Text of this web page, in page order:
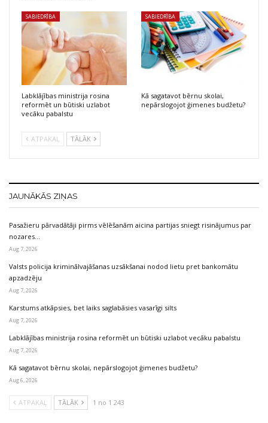
SABIEDRĪBA
Labklājības ministrija rosina
reformēt un būtiski uzlabot
vecāku pabalstu
SABIEDRĪBA
Kā sagatavot bērnu skolai,
nepārslogojot ģimenes budžetu?
ATPAKAĻ TĀLĀK
JAUNĀKĀS ZIŅAS
Pasažieru pārvadātāji pirms vēlēšanām aicina partijas sniegt risinājumus par
nozares…
Aug 7, 2026
Valsts policija kriminālvajāšanas uzsākšanai nodod lietu pret bankomātu
apzadzēju
Aug 7, 2026
Karstums atkāpsies, bet laiks saglabāsies vasarīgi silts
Aug 7, 2026
Labklājības ministrija rosina reformēt un būtiski uzlabot vecāku pabalstu
Aug 7, 2026
Kā sagatavot bērnu skolai, nepārslogojot ģimenes budžetu?
Aug 6, 2026
ATPAKAĻ TĀLĀK 1 no 1 243